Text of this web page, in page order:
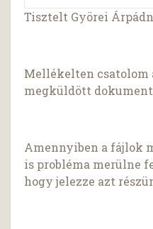
Tisztelt Györei
Mellékelten csatolom
megküldött
Amennyiben a fájlok
is probléma merülne
hogy jelezze azt